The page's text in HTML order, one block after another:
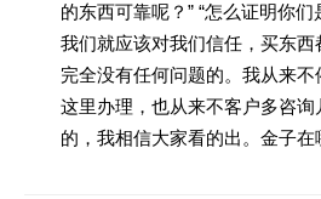
的东西可靠呢？” “怎么证明你
我们就应该对我们信任，买东
完全没有任何问题的。我从来
这里办理，也从来不客户多咨
的，我相信大家看的出。金子在